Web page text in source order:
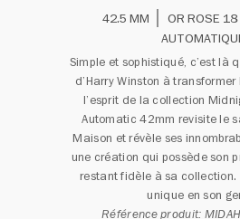
42.5 MM
OR ROSE 18
Simple et sophistiqué, c’est là
d’Harry Winston à
l’esprit de la collection
Automatic 42mm revisite le
Maison et révèle ses
une création qui possède son
restant fidèle à sa collection.
unique en son
Référence produit: